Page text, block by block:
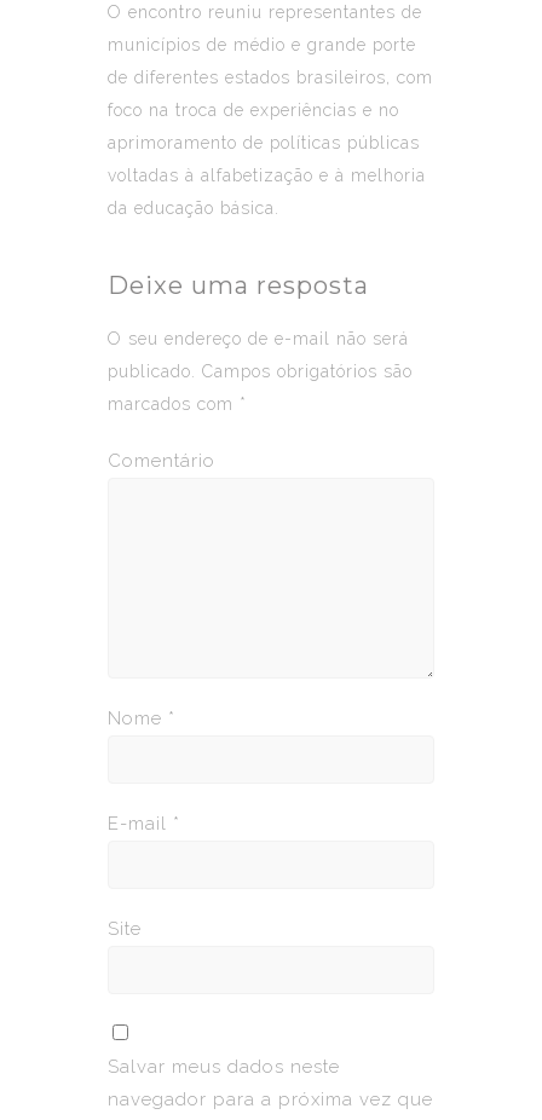
O encontro reuniu representantes de
municípios de médio e grande porte
de diferentes estados brasileiros, com
foco na troca de experiências e no
aprimoramento de políticas públicas
voltadas à alfabetização e à melhoria
da educação básica.
Deixe uma resposta
O seu endereço de e-mail não será
publicado.
Campos obrigatórios são
marcados com *
Comentário
Nome *
E-mail *
Site
Salvar meus dados neste
navegador para a próxima vez que